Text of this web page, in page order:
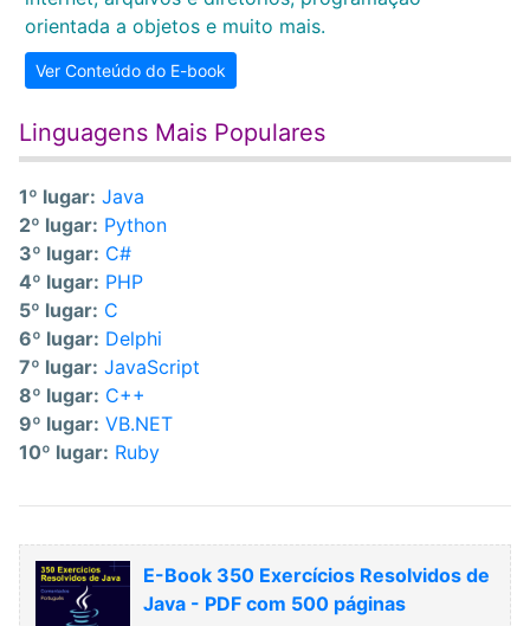
orientada a objetos e muito mais.
Ver Conteúdo do E-book
Linguagens Mais Populares
1º lugar: Java
2º lugar: Python
3º lugar: C#
4º lugar: PHP
5º lugar: C
6º lugar: Delphi
7º lugar: JavaScript
8º lugar: C++
9º lugar: VB.NET
10º lugar: Ruby
E-Book 350 Exercícios Resolvidos de
Java - PDF com 500 páginas